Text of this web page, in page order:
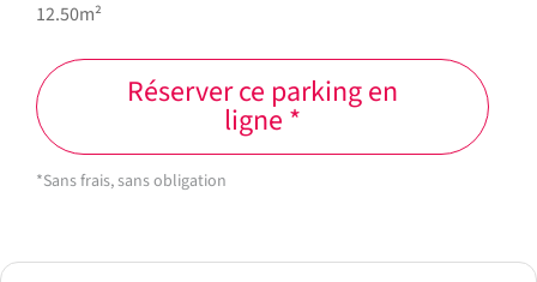
12.50m²
Réserver ce parking en
ligne *
*Sans frais, sans obligation